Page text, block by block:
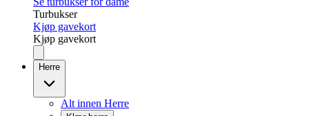
Turbukser
Kjøp gavekort
Kjøp gavekort
Herre
Alt innen Herre